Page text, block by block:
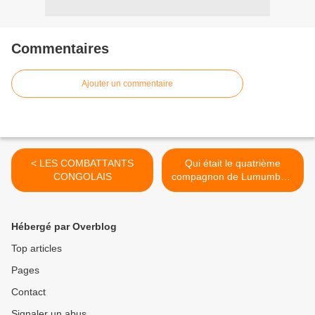
Commentaires
Ajouter un commentaire
< LES COMBATTANTS
CONGOLAIS
Qui était le quatrième
compagnon de Lumumba ?
>
Hébergé par Overblog
Top articles
Pages
Contact